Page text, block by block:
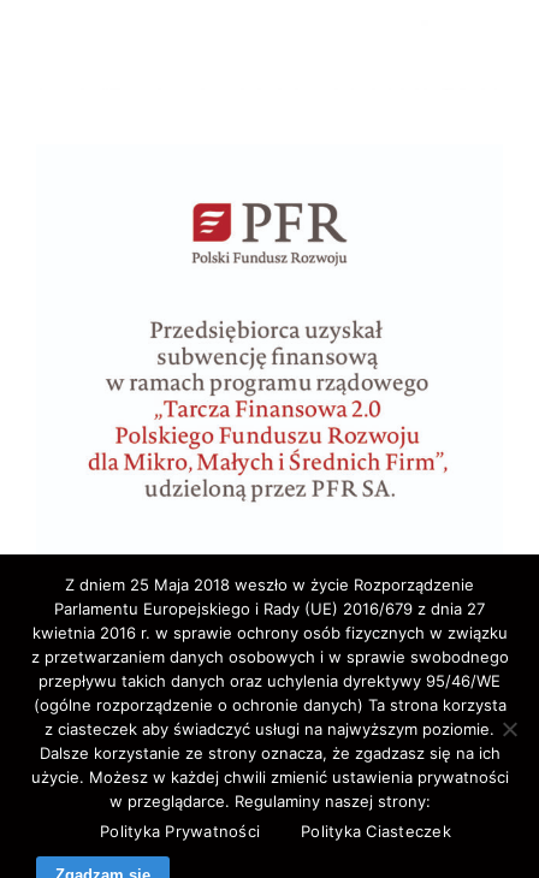
Copyright © 2020 ELA-TRAVEL: Biuro Podróży,
wycieczki, wczasy, pielgrzymki, bilety lotnicze,
autokarowe,promowe,koncertowe,Western-Union,.
Z dniem 25 Maja 2018 weszło w życie Rozporządzenie
Parlamentu Europejskiego i Rady (UE) 2016/679 z dnia 27
kwietnia 2016 r. w sprawie ochrony osób fizycznych w związku
z przetwarzaniem danych osobowych i w sprawie swobodnego
przepływu takich danych oraz uchylenia dyrektywy 95/46/WE
(ogólne rozporządzenie o ochronie danych) Ta strona korzysta
z ciasteczek aby świadczyć usługi na najwyższym poziomie.
Dalsze korzystanie ze strony oznacza, że zgadzasz się na ich
użycie. Możesz w każdej chwili zmienić ustawienia prywatności
w przeglądarce. Regulaminy naszej strony:
Polityka Prywatności
Polityka Ciasteczek